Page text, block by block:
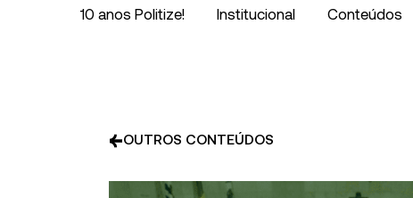
10 anos Politize! Institucional Conteúdos
OUTROS CONTEÚDOS